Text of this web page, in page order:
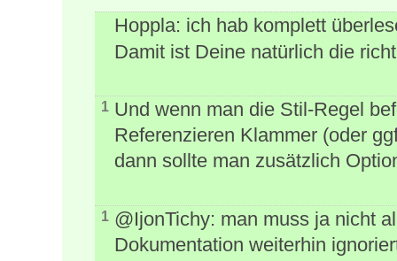
Hoppla: ich hab komplett
Damit ist Deine natürlich die
1 Und wenn man die Stil-Regel
Referenzieren Klammer (oder
dann sollte man zusätzlich
1 @IjonTichy: man muss ja nicht
Dokumentation weiterhin